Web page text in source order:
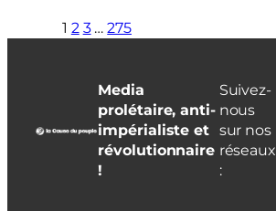
1 2 3 … 275
Media
prolétaire, anti-
impérialiste et
révolutionnaire
!
Suivez-
nous
sur nos
réseaux
: